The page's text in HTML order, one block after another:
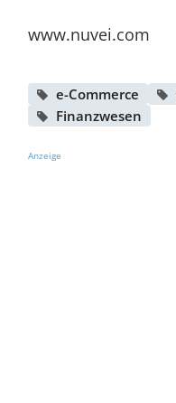
www.nuvei.com
e-Commerce
Finanzwesen
Anzeige